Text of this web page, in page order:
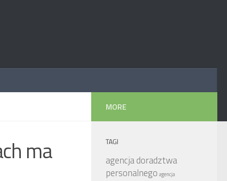
ma
MORE
TAGI
agencja doradztwa
personalnego agencja